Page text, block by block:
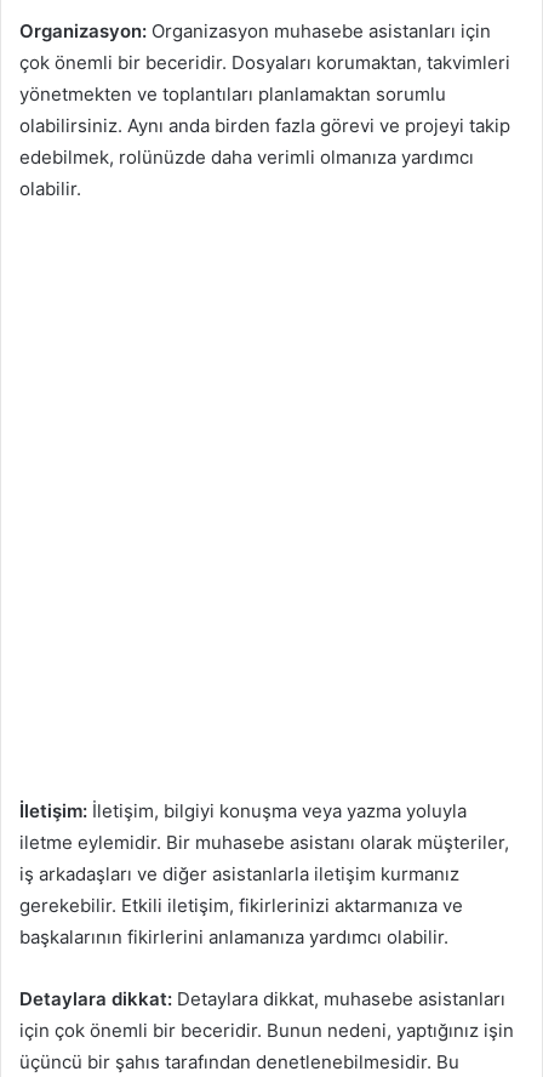
Organizasyon: Organizasyon muhasebe asistanları için
çok önemli bir beceridir. Dosyaları korumaktan, takvimleri
yönetmekten ve toplantıları planlamaktan sorumlu
olabilirsiniz. Aynı anda birden fazla görevi ve projeyi takip
edebilmek, rolünüzde daha verimli olmanıza yardımcı
olabilir.
İletişim: İletişim, bilgiyi konuşma veya yazma yoluyla
iletme eylemidir. Bir muhasebe asistanı olarak müşteriler,
iş arkadaşları ve diğer asistanlarla iletişim kurmanız
gerekebilir. Etkili iletişim, fikirlerinizi aktarmanıza ve
başkalarının fikirlerini anlamanıza yardımcı olabilir.
Detaylara dikkat: Detaylara dikkat, muhasebe asistanları
için çok önemli bir beceridir. Bunun nedeni, yaptığınız işin
üçüncü bir şahıs tarafından denetlenebilmesidir. Bu